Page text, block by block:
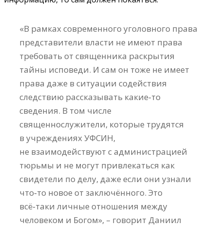
«В рамках современного уголовного права
представители власти не имеют права
требовать от священника раскрытия
тайны исповеди. И сам он тоже не имеет
права даже в ситуации содействия
следствию рассказывать какие‑то
сведения. В том числе
священнослужители, которые трудятся
в учреждениях УФСИН,
не взаимодействуют с администрацией
тюрьмы и не могут привлекаться как
свидетели по делу, даже если они узнали
что‑то новое от заключённого. Это
всё‑таки личные отношения между
человеком и Богом», – говорит Даниил